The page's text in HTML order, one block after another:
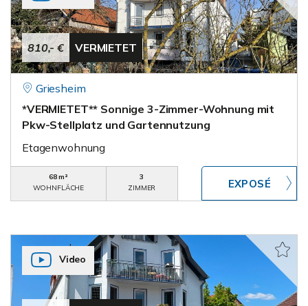
810,- € VERMIETET
Griesheim
*VERMIETET** Sonnige 3-Zimmer-Wohnung mit
Pkw-Stellplatz und Gartennutzung
Etagenwohnung
68 m²
WOHNFLÄCHE
3
ZIMMER
Video